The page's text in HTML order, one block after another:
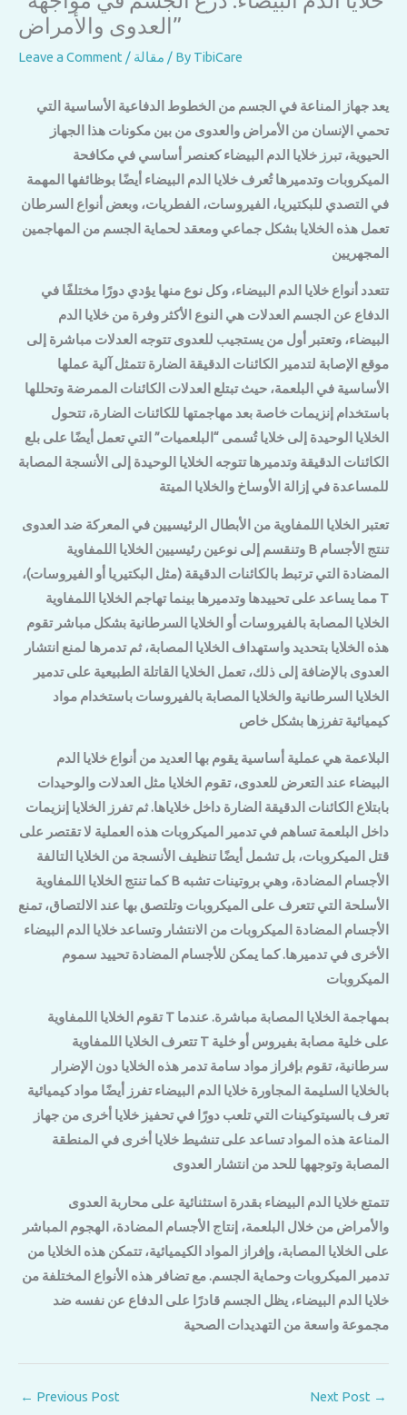
العدوى والأمراض”
Leave a Comment/ مقالة / By TibiCare
يعد جهاز المناعة في الجسم من الخطوط الدفاعية الأساسية التي
تحمي الإنسان من الأمراض والعدوى من بين مكونات هذا الجهاز
الحيوية، تبرز خلايا الدم البيضاء كعنصر أساسي في مكافحة
الميكروبات وتدميرها تُعرف خلايا الدم البيضاء أيضًا بوظائفها المهمة
في التصدي للبكتيريا، الفيروسات، الفطريات، وبعض أنواع السرطان
تعمل هذه الخلايا بشكل جماعي ومعقد لحماية الجسم من المهاجمين
المجهريين
تتعدد أنواع خلايا الدم البيضاء، وكل نوع منها يؤدي دورًا مختلفًا في
الدفاع عن الجسم العدلات هي النوع الأكثر وفرة من خلايا الدم
البيضاء، وتعتبر أول من يستجيب للعدوى تتوجه العدلات مباشرة إلى
موقع الإصابة لتدمير الكائنات الدقيقة الضارة تتمثل آلية عملها
الأساسية في البلعمة، حيث تبتلع العدلات الكائنات الممرضة وتحللها
باستخدام إنزيمات خاصة بعد مهاجمتها للكائنات الضارة، تتحول
الخلايا الوحيدة إلى خلايا تُسمى “البلعميات” التي تعمل أيضًا على بلع
الكائنات الدقيقة وتدميرها تتوجه الخلايا الوحيدة إلى الأنسجة المصابة
للمساعدة في إزالة الأوساخ والخلايا الميتة
تعتبر الخلايا اللمفاوية من الأبطال الرئيسيين في المعركة ضد العدوى
وتنقسم إلى نوعين رئيسيين الخلايا اللمفاوية B تنتج الأجسام
المضادة التي ترتبط بالكائنات الدقيقة (مثل البكتيريا أو الفيروسات)،
مما يساعد على تحييدها وتدميرها بينما تهاجم الخلايا اللمفاوية T
الخلايا المصابة بالفيروسات أو الخلايا السرطانية بشكل مباشر تقوم
هذه الخلايا بتحديد واستهداف الخلايا المصابة، ثم تدمرها لمنع انتشار
العدوى بالإضافة إلى ذلك، تعمل الخلايا القاتلة الطبيعية على تدمير
الخلايا السرطانية والخلايا المصابة بالفيروسات باستخدام مواد
كيميائية تفرزها بشكل خاص
البلاعمة هي عملية أساسية يقوم بها العديد من أنواع خلايا الدم
البيضاء عند التعرض للعدوى، تقوم الخلايا مثل العدلات والوحيدات
بابتلاع الكائنات الدقيقة الضارة داخل خلاياها. ثم تفرز الخلايا إنزيمات
داخل البلعمة تساهم في تدمير الميكروبات هذه العملية لا تقتصر على
قتل الميكروبات، بل تشمل أيضًا تنظيف الأنسجة من الخلايا التالفة
كما تنتج الخلايا اللمفاوية B الأجسام المضادة، وهي بروتينات تشبه
الأسلحة التي تتعرف على الميكروبات وتلتصق بها عند الالتصاق، تمنع
الأجسام المضادة الميكروبات من الانتشار وتساعد خلايا الدم البيضاء
الأخرى في تدميرها. كما يمكن للأجسام المضادة تحييد سموم
الميكروبات
تقوم الخلايا اللمفاوية T بمهاجمة الخلايا المصابة مباشرة. عندما
تتعرف الخلايا اللمفاوية T على خلية مصابة بفيروس أو خلية
سرطانية، تقوم بإفراز مواد سامة تدمر هذه الخلايا دون الإضرار
بالخلايا السليمة المجاورة خلايا الدم البيضاء تفرز أيضًا مواد كيميائية
تعرف بالسيتوكينات التي تلعب دورًا في تحفيز خلايا أخرى من جهاز
المناعة هذه المواد تساعد على تنشيط خلايا أخرى في المنطقة
المصابة وتوجهها للحد من انتشار العدوى
تتمتع خلايا الدم البيضاء بقدرة استثنائية على محاربة العدوى
والأمراض من خلال البلعمة، إنتاج الأجسام المضادة، الهجوم المباشر
على الخلايا المصابة، وإفراز المواد الكيميائية، تتمكن هذه الخلايا من
تدمير الميكروبات وحماية الجسم. مع تضافر هذه الأنواع المختلفة من
خلايا الدم البيضاء، يظل الجسم قادرًا على الدفاع عن نفسه ضد
مجموعة واسعة من التهديدات الصحية
← Previous Post Next Post →